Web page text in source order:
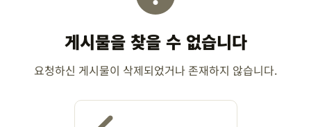
게시물을 찾을 수 없습니다
요청하신 게시물이 삭제되었거나 존재하지 않습니다.